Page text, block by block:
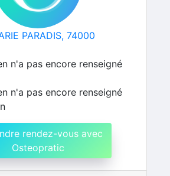
PARADIS, 74000
n'a pas encore renseigné
n'a pas encore renseigné
rendez-vous avec
Osteopratic